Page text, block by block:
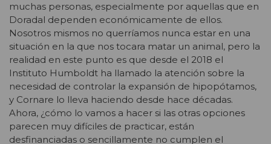
muchas personas, especialmente por aquellas que en
Doradal dependen económicamente de ellos.
Nosotros mismos no querríamos nunca estar en una
situación en la que nos tocara matar un animal, pero la
realidad en este punto es que desde el 2018 el
Instituto Humboldt ha llamado la atención sobre la
necesidad de controlar la expansión de hipopótamos,
y Cornare lo lleva haciendo desde hace décadas.
Ahora, ¿cómo lo vamos a hacer si las otras opciones
parecen muy difíciles de practicar, están
desfinanciadas o sencillamente no cumplen el